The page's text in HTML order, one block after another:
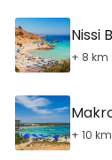
Nissi
+ 8 km
+ 10 km